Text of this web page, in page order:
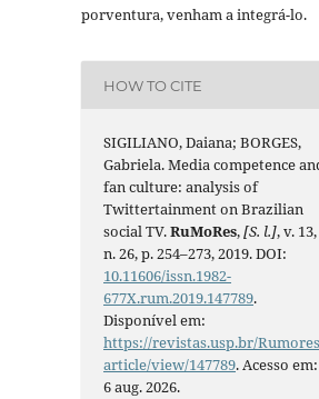
porventura, venham a integrá-lo.
HOW TO CITE
SIGILIANO, Daiana; BORGES,
Gabriela. Media competence
fan culture: analysis of
Twittertainment on Brazilian
social TV.RuMoRes,[S. l.], v. 13,
n. 26, p. 254–273, 2019. DOI:
10.11606/issn.1982-
677X.rum.2019.147789.
Disponível em:
https://revistas.usp.br/
article/view/147789. Acesso em:
6 aug. 2026.